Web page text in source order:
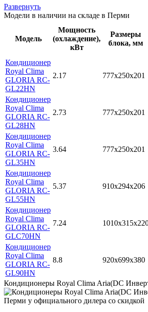
Развернуть
Модели в наличии на складе в Перми
Модель
Мощность
(охлаждение),
кВт
Размеры
блока, мм
Кондиционер
Royal Clima
GLORIA RC-
GL22HN
2.17 777x250x201
Кондиционер
Royal Clima
GLORIA RC-
GL28HN
2.73 777x250x201
Кондиционер
Royal Clima
GLORIA RC-
GL35HN
3.64 777x250x201
Кондиционер
Royal Clima
GLORIA RC-
GL55HN
5.37 910x294x206
Кондиционер
Royal Clima
GLORIA RC-
GLC70HN
7.24
Кондиционер
Royal Clima
GLORIA RC-
GL90HN
8.8 920x699x380
Кондиционеры Royal Clima Aria(DC